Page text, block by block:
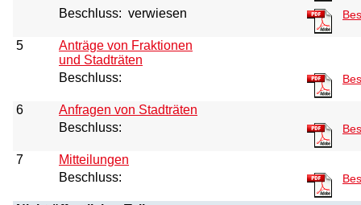
Beschluss: verwiesen
5
Anträge von Fraktionen
und Stadträten
Beschluss:
6
Anfragen von Stadträten
Beschluss:
7
Mitteilungen
Beschluss: